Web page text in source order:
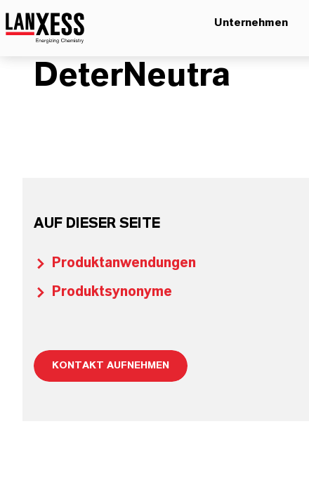
Unternehmen
DeterNeutra
AUF DIESER SEITE
Produktanwendungen
Produktsynonyme
KONTAKT AUFNEHMEN